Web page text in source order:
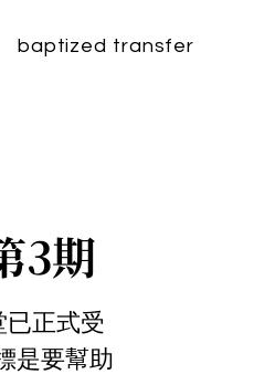
baptized transfer
3期
正式受
是要幫助